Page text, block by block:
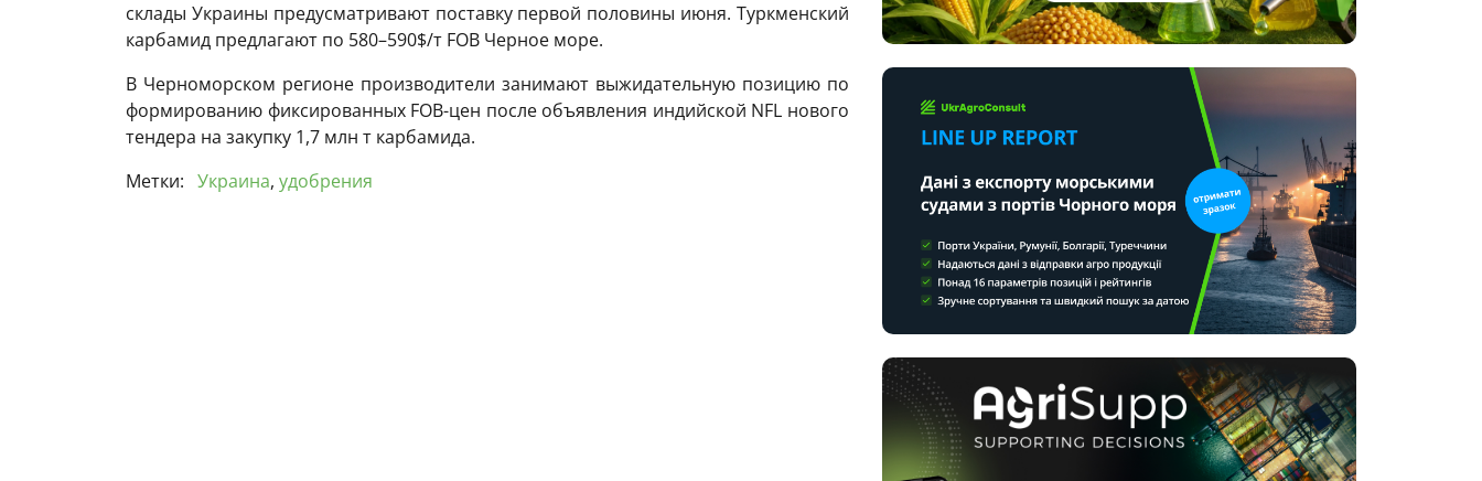
склады Украины предусматривают поставку первой половины июня. Туркменский
карбамид предлагают по 580–590$/т FOB Черное море.
В Черноморском регионе производители занимают выжидательную позицию по
формированию фиксированных FOB-цен после объявления индийской NFL нового
тендера на закупку 1,7 млн ​​т карбамида.
Метки: Украина, удобрения